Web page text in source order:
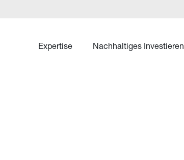
Expertise Nachhaltiges Investieren